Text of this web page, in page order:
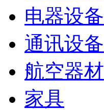
电器设备
通讯设备
航空器材
家具